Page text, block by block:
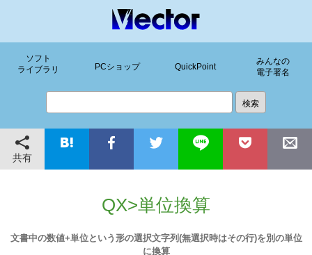
ソフト
ライブラリ
PCショップ QuickPoint
みんなの
電子署名
共有
QX>単位換算
文書中の数値+単位という形の選択文字列(無選択時はその行)を別の単位
に換算